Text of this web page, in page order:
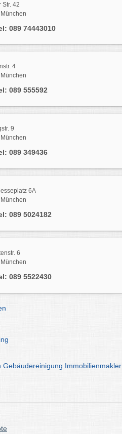
Str. 42
089 74443010
4
089 555592
9
089 349436
6A
089 5024182
6
089 5522430
Gebäudereinigung Immobilienmakler